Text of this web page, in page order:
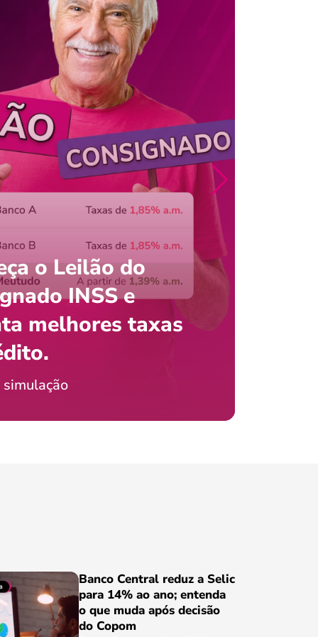
saldo do FGTS pelo
com o celular?
Jordão
o Leilão do
INSS e
melhores taxas
simulação
Banco Central reduz a Selic
para 14% ao ano; entenda
o que muda após decisão
do Copom